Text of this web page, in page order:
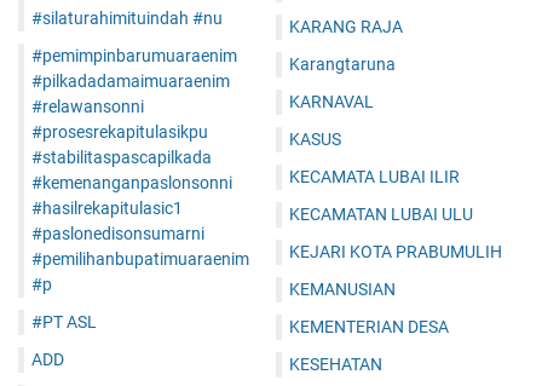
#silaturahimituindah #nu
#pemimpinbarumuaraenim
#pilkadadamaimuaraenim
#relawansonni
#prosesrekapitulasikpu
#stabilitaspascapilkada
#kemenanganpaslonsonni
#hasilrekapitulasic1
#paslonedisonsumarni
#pemilihanbupatimuaraenim
#p
#PT ASL
ADD
KARANG RAJA
Karangtaruna
KARNAVAL
KASUS
KECAMATA LUBAI ILIR
KECAMATAN LUBAI ULU
KEJARI KOTA PRABUMULIH
KEMANUSIAN
KEMENTERIAN DESA
KESEHATAN